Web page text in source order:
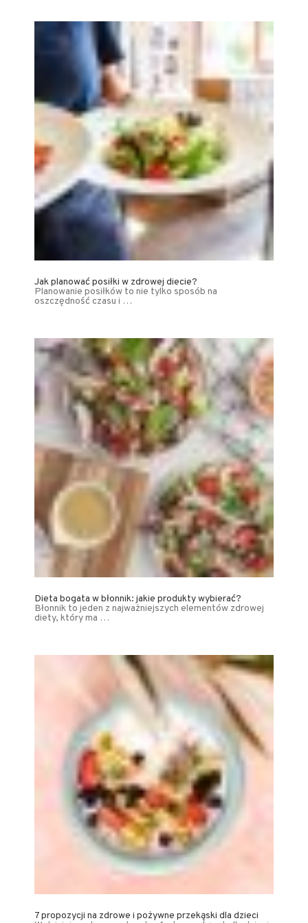
Jak planować posiłki w zdrowej diecie?
Planowanie posiłków to nie tylko sposób na
oszczędność czasu i …
Dieta bogata w błonnik: jakie produkty wybierać?
Błonnik to jeden z najważniejszych elementów zdrowej
diety, który ma …
7 propozycji na zdrowe i pożywne przekąski dla dzieci